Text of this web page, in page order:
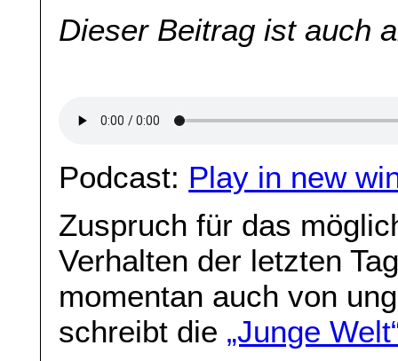
Dieser Beitrag ist auch
Podcast: Play in new
Zuspruch für das
Verhalten der letzten
momentan auch von
schreibt die „Junge